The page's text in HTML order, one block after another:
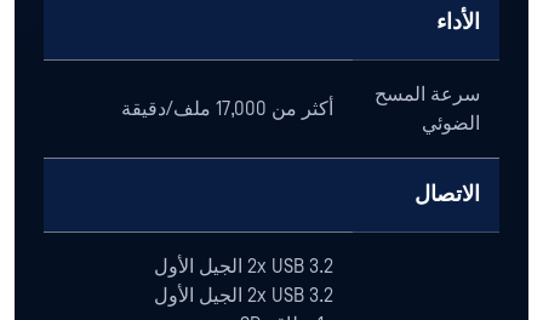
الأداء
سرعة المسح
الضوئي
أكثر من 17,000 ملف/دقيقة
الاتصال
2x USB 3.2 الجيل الأول
2x USB 3.2 الجيل الأول